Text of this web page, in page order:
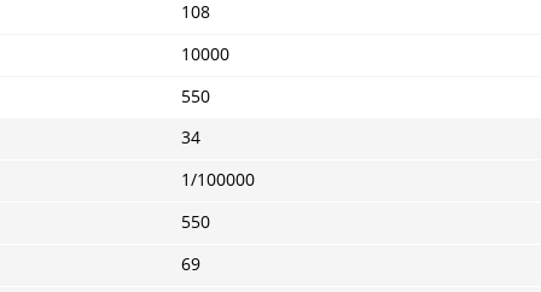
108
10000
550
34
1/100000
550
69